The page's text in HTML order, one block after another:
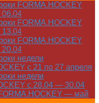
FORMA.HOCKEY
FORMA.HOCKEY
FORMA.HOCKEY
недели
с 21 по 27 апреля
недели
с 28.04 — 30.04
— май